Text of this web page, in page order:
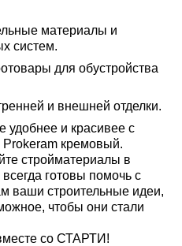
материалы и
систем.
для обустройства
и внешней отделки.
и красивее с
кремовый.
стройматериалы в
готовы помочь с
ваши строительные идеи,
чтобы они стали
со СТАРТИ!